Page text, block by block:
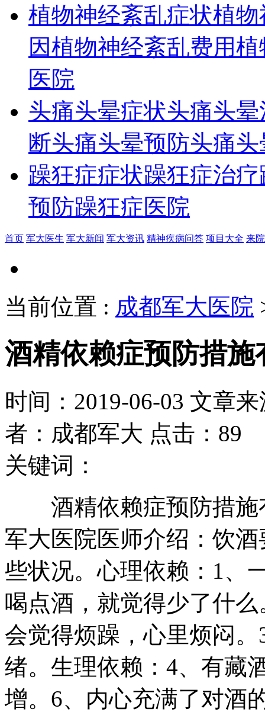
植物神经紊乱症状植物
因植物神经紊乱费用植
医院
头痛头晕症状头痛头
断头痛头晕预防头痛
躁狂症症状躁狂症治疗
预防躁狂症医院
首页 军大医生 军大新闻 军大资讯 精神疾病问答 项目大全 来
当前位置 : 成都军大医院
酒精依赖症预防措
时间：2019-06-03 文章
者：成都军大 点击：89
关键词：
酒精依赖症预防措施
军大医院医师介绍：饮
些状况。心理依赖：1、
喝点酒，就觉得少了什
会觉得烦躁，心里烦闷
绪。生理依赖：4、有藏
增。6、内心充满了对酒